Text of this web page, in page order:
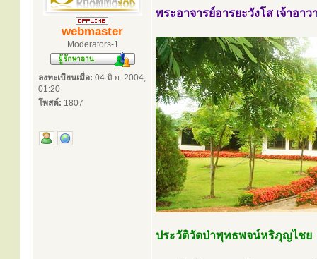
webmaster
Moderators-1
ลงทะเบียนเมื่อ: 04 มิ.ย. 2004,
01:20
โพสต์: 1807
พระอาจารย์อารยะวังโส เจ้าอาว
ประวัติวัดป่าพุทธพจน์หริภุญไชย